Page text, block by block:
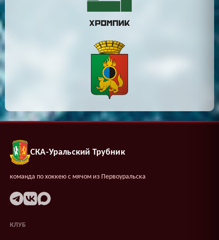
СКА-Уральский Трубник
команда по хоккею с мячом из Первоуральска
КЛУБ